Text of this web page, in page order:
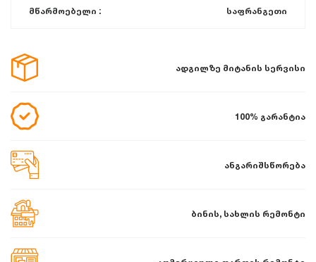
მწარმოებელი : საფრანგეთი
ადგილზე მიტანის სერვისი
100% გარანტია
ანგარიშსწორება
ბინის, სახლის რემონტი